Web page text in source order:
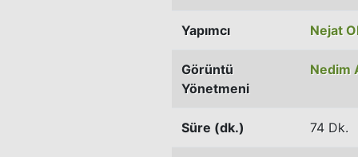
Yapımcı Nejat
Görüntü
Yönetmeni
Nedim
Süre (dk.) 74 Dk.